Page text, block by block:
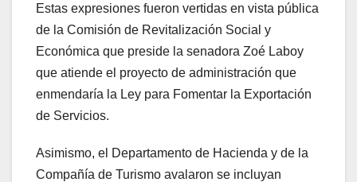
Estas expresiones fueron vertidas en vista pública
de la Comisión de Revitalización Social y
Económica que preside la senadora Zoé Laboy
que atiende el proyecto de administración que
enmendaría la Ley para Fomentar la Exportación
de Servicios.
Asimismo, el Departamento de Hacienda y de la
Compañía de Turismo avalaron se incluyan